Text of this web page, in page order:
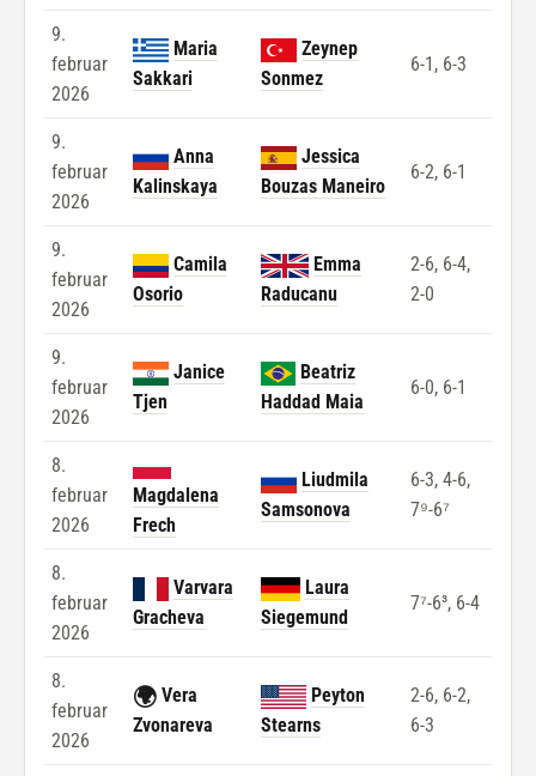
9.
februar
2026
Maria
Sakkari
Zeynep
Sonmez
6-1, 6-3
9.
februar
2026
Anna
Kalinskaya
Jessica
Bouzas Maneiro
6-2, 6-1
9.
februar
2026
Camila
Osorio
Emma
Raducanu
2-6, 6-4,
2-0
9.
februar
2026
Janice
Tjen
Beatriz
Haddad Maia
6-0, 6-1
8.
februar
2026
Magdalena
Frech
Liudmila
Samsonova
6-3, 4-6,
7⁹-6⁷
8.
februar
2026
Varvara
Gracheva
Laura
Siegemund
7⁷-6³, 6-4
8.
februar
2026
🌍 Vera
Zvonareva
Peyton
Stearns
2-6, 6-2,
6-3